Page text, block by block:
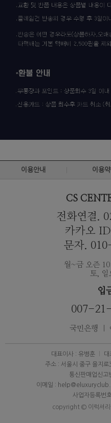
이용안내 이용
CS
전화연결.
카카오
문자.
월~금 오즌
토, 일
입
007-
국민은행 ｜
대표이사 : 유병훈
주소 : 서울시 중구 을지
통신판매업신
이메일 :
사업자등록번
copyright © 이럭셔리